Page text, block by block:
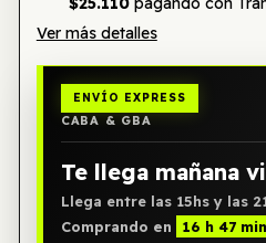
Ver más detalles
ENVÍO EXPRESS
CABA & GBA
Te llega mañana
Llega entre las 15hs y las
Comprando en
16 h 47 min